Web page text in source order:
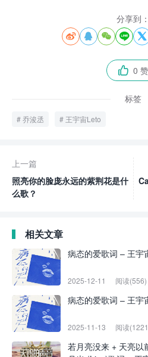
分享到：
    
 0 赞
标签
乔浚丞 王宇宙Leto
上一篇
照亮你的脸庞永远的紫荆花是什
么歌？
相关文章
病态的爱歌词 – 王宇
2025-12-11 阅读(556)
病态的爱歌词 – 王宇
2025-11-13 阅读
若月亮没来 + 天亮以